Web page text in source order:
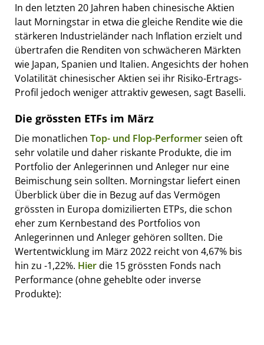
In den letzten 20 Jahren haben chinesische Aktien
laut Morningstar in etwa die gleiche Rendite wie die
stärkeren Industrieländer nach Inflation erzielt und
übertrafen die Renditen von schwächeren Märkten
wie Japan, Spanien und Italien. Angesichts der hohen
Volatilität chinesischer Aktien sei ihr Risiko-Ertrags-
Profil jedoch weniger attraktiv gewesen, sagt Baselli.
Die grössten ETFs im März
Die monatlichen Top- und Flop-Performerseien oft
sehr volatile und daher riskante Produkte, die im
Portfolio der Anlegerinnen und Anleger nur eine
Beimischung sein sollten. Morningstar liefert einen
Überblick über die in Bezug auf das Vermögen
grössten in Europa domizilierten ETPs, die schon
eher zum Kernbestand des Portfolios von
Anlegerinnen und Anleger gehören sollten. Die
Wertentwicklung im März 2022 reicht von 4,67% bis
hin zu -1,22%. Hierdie 15 grössten Fonds nach
Performance (ohne geheblte oder inverse
Produkte):